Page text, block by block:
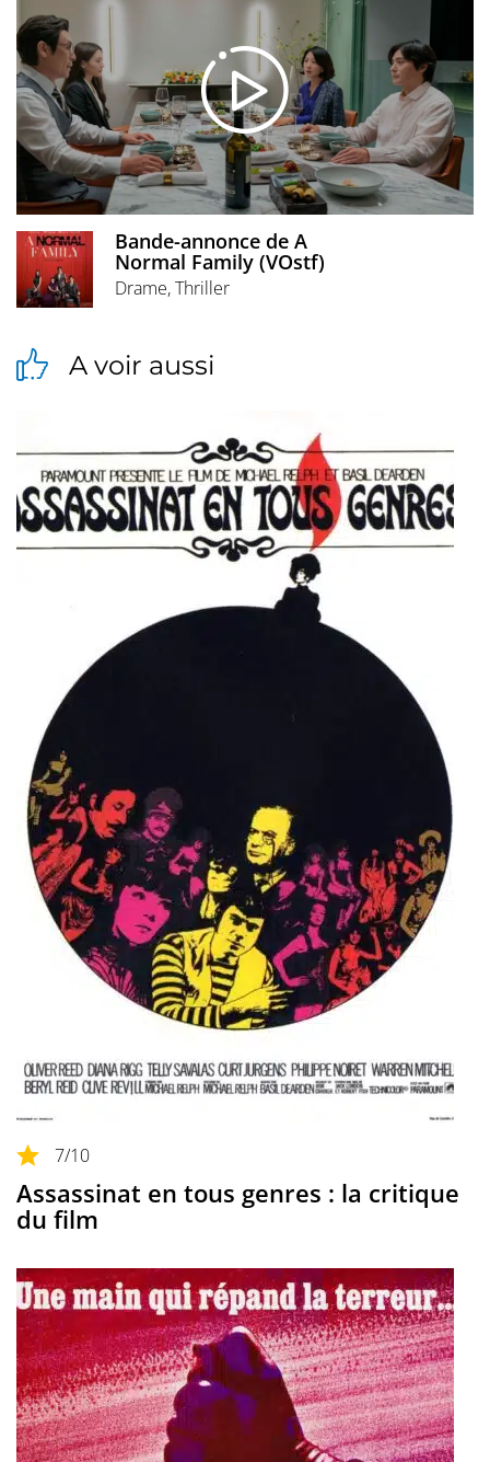
Bande-annonce de A
Normal Family (VOstf)
Drame, Thriller
A voir aussi
7/10
Assassinat en tous genres : la critique
du film